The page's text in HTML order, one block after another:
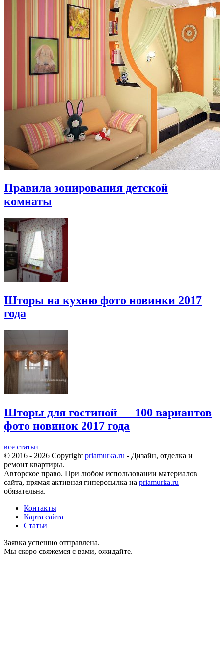
Правила зонирования детской
комнаты
Шторы на кухню фото новинки 2017
года
Шторы для гостиной — 100 вариантов
фото новинок 2017 года
все статьи
© 2016 - 2026 Copyright priamurka.ru - Дизайн, отделка и
ремонт квартиры.
Авторское право. При любом использовании материалов
сайта, прямая активная гиперссылка на priamurka.ru
обязательна.
Контакты
Карта сайта
Статьи
Заявка успешно отправлена.
Мы скоро свяжемся с вами, ожидайте.